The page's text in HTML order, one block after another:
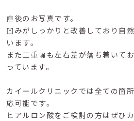
直後のお写真です。
凹みがしっかりと改善しており自
います。
また二重幅も左右差が落ち着いて
っています。
カイールクリニックでは全ての箇
応可能です。
ヒアルロン酸をご検討の方はぜひ